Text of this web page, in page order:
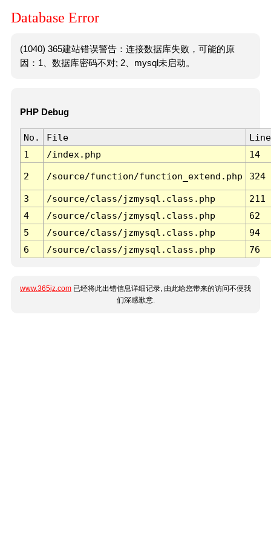
Database Error
(1040) 365建站错误警告：连接数据库失败，可能的原
因：1、数据库密码不对; 2、mysql未启动。
PHP Debug
No. File
Line
1
/index.php 14
2 /source/function/function_extend.php 324
3 /source/class/jzmysql.class.php
211
4
/source/class/jzmysql.class.php
62
5
/source/class/jzmysql.class.php
94
6
/source/class/jzmysql.class.php 76
www.365jz.com 已经将此出错信息详细记录, 由此给您带来的访问不便我
们深感歉意.